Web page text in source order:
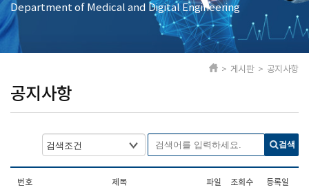
Department of Medical and Digital Engineering
공지사항
> 게시판 > 공지사항
검색
번호 제목 파일 조회수 등록일